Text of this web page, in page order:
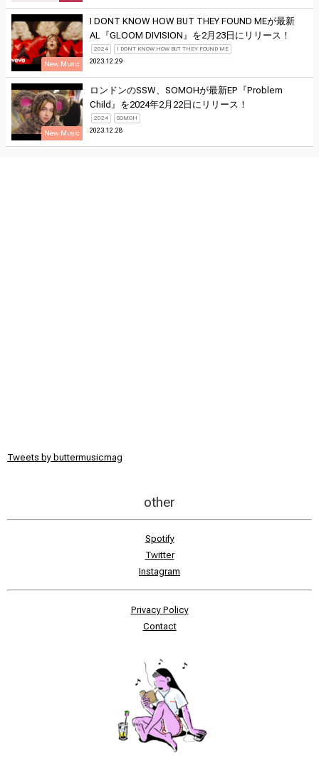
New Music
I DONT KNOW HOW BUT THEY FOUND MEが最新
AL『GLOOM DIVISION』を2月23日にリリース！
2024 I DONT KNOW HOW BUT THEY FOUND ME
2023.12.29
New Music
ロンドンのSSW、SOMOHが最新EP『Problem
Child』を2024年2月22日にリリース！
2024 SOMOH
2023.12.28
Tweets by buttermusicmag
other
Spotify
Twitter
Instagram
Privacy Policy
Contact